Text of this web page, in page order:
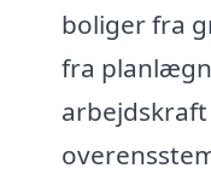
boliger fra
fra